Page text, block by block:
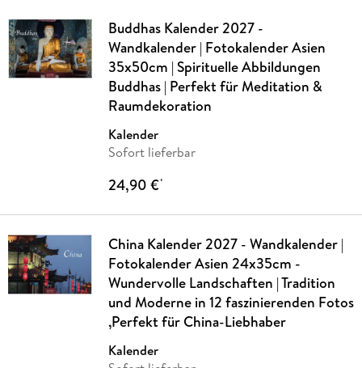
Buddhas Kalender 2027 -
Wandkalender | Fotokalender Asien
35x50cm | Spirituelle Abbildungen
Buddhas | Perfekt für Meditation &
Raumdekoration
Kalender
Sofort lieferbar
24,90 €*
China Kalender 2027 - Wandkalender |
Fotokalender Asien 24x35cm -
Wundervolle Landschaften | Tradition
und Moderne in 12 faszinierenden Fotos
,Perfekt für China-Liebhaber
Kalender